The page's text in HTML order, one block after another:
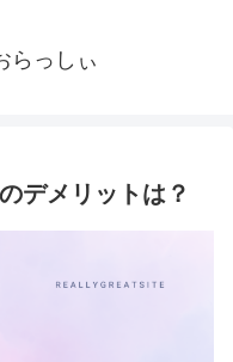
らっしぃ
デメリットは？